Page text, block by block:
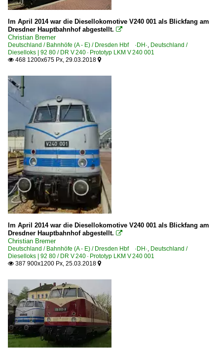
Im April 2014 war die Diesellokomotive V240 001 als Blickfang am
Dresdner Hauptbahnhof abgestellt. 
Christian Bremer
Deutschland / Bahnhöfe (A - E) / Dresden Hbf ·DH·, Deutschland /
Dieselloks | 92 80 / DR V 240 · Prototyp LKM V 240 001
 468 1200x675 Px, 29.03.2018 
Im April 2014 war die Diesellokomotive V240 001 als Blickfang am
Dresdner Hauptbahnhof abgestellt. 
Christian Bremer
Deutschland / Bahnhöfe (A - E) / Dresden Hbf ·DH·, Deutschland /
Dieselloks | 92 80 / DR V 240 · Prototyp LKM V 240 001
 387 900x1200 Px, 25.03.2018 